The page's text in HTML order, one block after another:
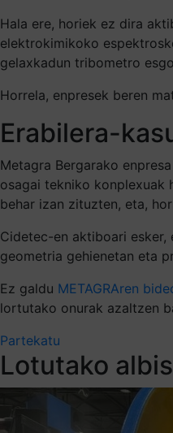
Hala ere, horiek ez dira
elektrokimikoko
gelaxkadun tribometro
Horrela, enpresek beren
Erabilera-
Metagra Bergarako
osagai tekniko konplexuak
behar izan zituzten, eta,
Cidetec-en aktiboari
geometria gehienetan eta
Ez galdu METAGRAren
lortutako onurak azaltzen
Partekatu
Lotutako